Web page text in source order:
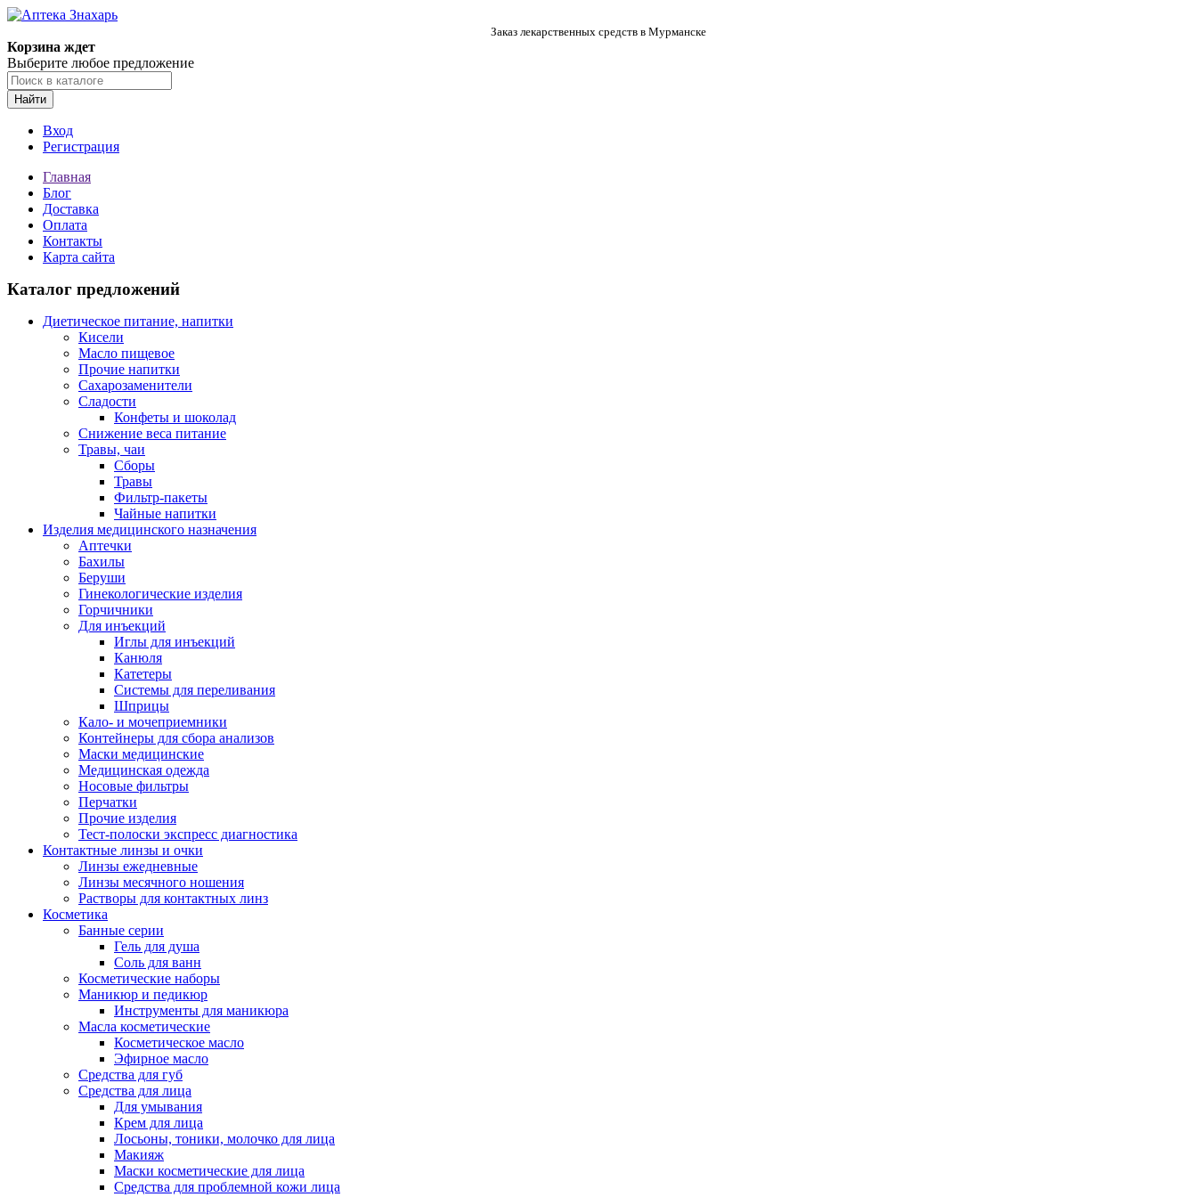
Заказ лекарственных средств в Мурманске
Корзина ждет
Выберите любое предложение
Найти
Вход
Регистрация
Главная
Блог
Доставка
Оплата
Контакты
Карта сайта
Каталог предложений
Диетическое питание, напитки
Кисели
Масло пищевое
Прочие напитки
Сахарозаменители
Сладости
Конфеты и шоколад
Снижение веса питание
Травы, чаи
Сборы
Травы
Фильтр-пакеты
Чайные напитки
Изделия медицинского назначения
Аптечки
Бахилы
Беруши
Гинекологические изделия
Горчичники
Для инъекций
Иглы для инъекций
Канюля
Катетеры
Системы для переливания
Шприцы
Кало- и мочеприемники
Контейнеры для сбора анализов
Маски медицинские
Медицинская одежда
Носовые фильтры
Перчатки
Прочие изделия
Тест-полоски экспресс диагностика
Контактные линзы и очки
Линзы ежедневные
Линзы месячного ношения
Растворы для контактных линз
Косметика
Банные серии
Гель для душа
Соль для ванн
Косметические наборы
Маникюр и педикюр
Инструменты для маникюра
Масла косметические
Косметическое масло
Эфирное масло
Средства для губ
Средства для лица
Для умывания
Крем для лица
Лосьоны, тоники, молочко для лица
Макияж
Маски косметические для лица
Средства для проблемной кожи лица